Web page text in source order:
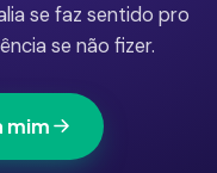
se faz sentido pro
se não fizer.
mim